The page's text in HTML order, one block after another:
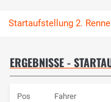
ERGEBNISSE -
Pos Fahrer